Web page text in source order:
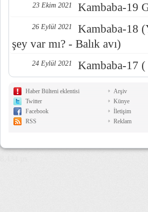
23 Ekim 2021 Kambaba-19
26 Eylül 2021
Kambaba-18
şey var mı? - Balık avı)
24 Eylül 2021 Kambaba-17
Haber Bülteni eklentisi
Twitter
Facebook
RSS
Arşiv
Künye
İletişim
Reklam